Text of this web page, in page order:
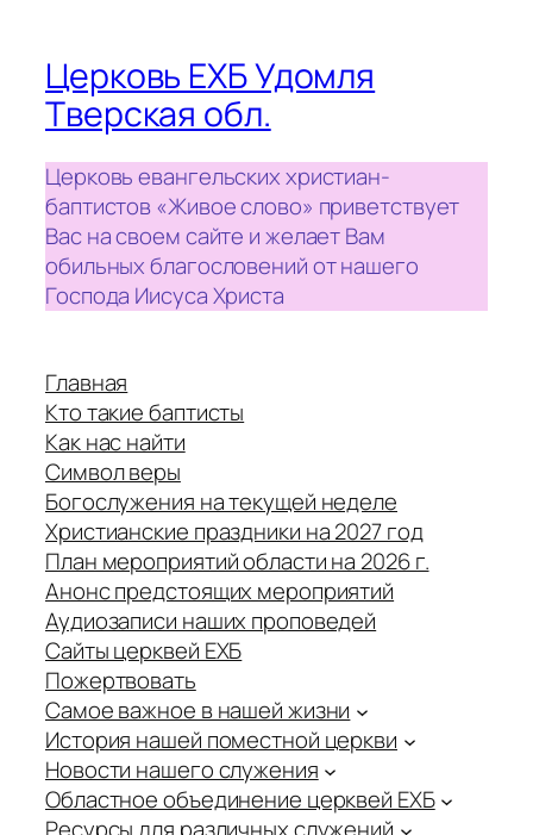
Церковь ЕХБ Удомля
Тверская обл.
Церковь евангельских христиан-
баптистов «Живое слово» приветствует
Вас на своем сайте и желает Вам
обильных благословений от нашего
Господа Иисуса Христа
Главная
Кто такие баптисты
Как нас найти
Символ веры
Богослужения на текущей неделе
Христианские праздники на 2027 год
План мероприятий области на 2026 г.
Анонс предстоящих мероприятий
Аудиозаписи наших проповедей
Сайты церквей ЕХБ
Пожертвовать
Самое важное в нашей жизни
История нашей поместной церкви
Новости нашего служения
Областное объединение церквей ЕХБ